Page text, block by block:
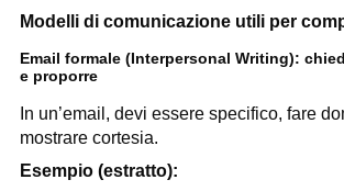
Modelli di comunicazione utili per
Email formale (Interpersonal Writing):
e proporre
In un’email, devi essere specifico, fare
mostrare cortesia.
Esempio (estratto):